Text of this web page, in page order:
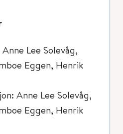
Lee Solevåg,
Eggen, Henrik
Anne Lee Solevåg,
Eggen, Henrik